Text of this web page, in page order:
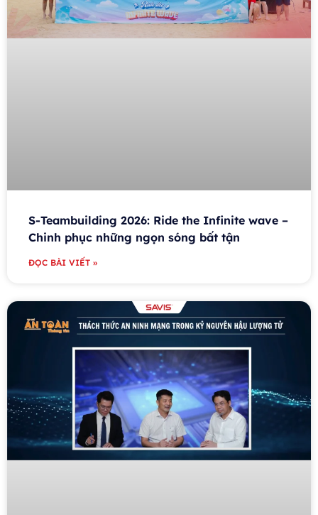
S-Teambuilding 2026: Ride the Infinite wave –
Chinh phục những ngọn sóng bất tận
ĐỌC BÀI VIẾT »